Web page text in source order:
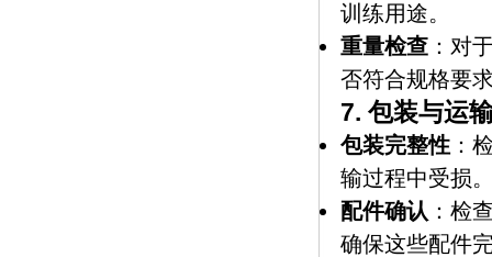
训练用途。
重量检查 ：对
否符合规格要
7. 包装与运
包装完整性 ：
输过程中受损
配件确认 ：检
确保这些配件